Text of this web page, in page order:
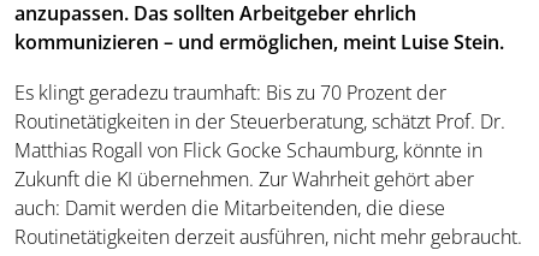
anzupassen. Das sollten Arbeitgeber ehrlich
kommunizieren – und ermöglichen, meint Luise Stein.
Es klingt geradezu traumhaft: Bis zu 70 Prozent der
Routinetätigkeiten in der Steuerberatung, schätzt Prof. Dr.
Matthias Rogall von Flick Gocke Schaumburg, könnte in
Zukunft die KI übernehmen. Zur Wahrheit gehört aber
auch: Damit werden die Mitarbeitenden, die diese
Routinetätigkeiten derzeit ausführen, nicht mehr gebraucht.